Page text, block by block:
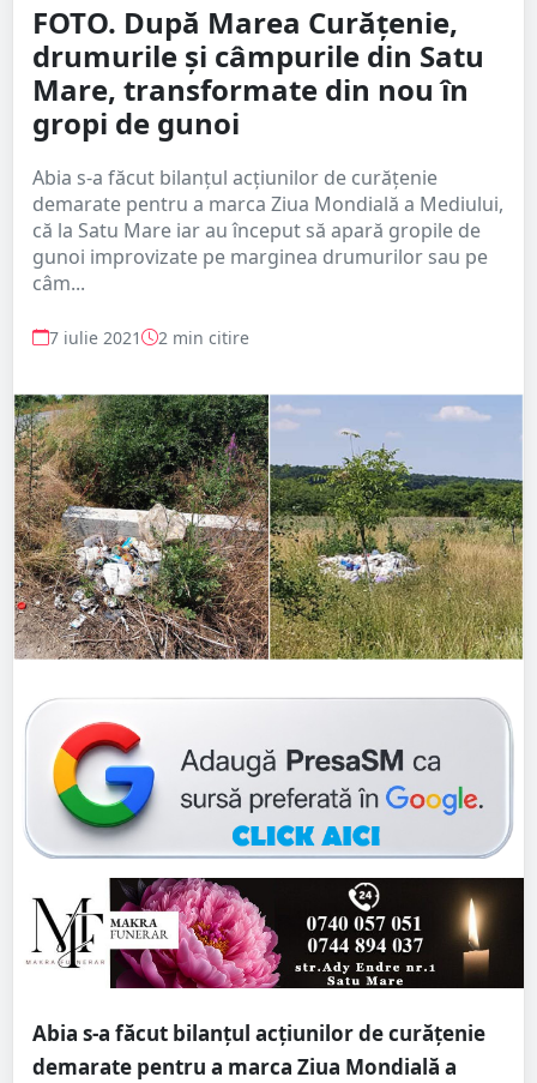
FOTO. După Marea Curățenie,
drumurile și câmpurile din Satu
Mare, transformate din nou în
gropi de gunoi
Abia s-a făcut bilanțul acțiunilor de curățenie
demarate pentru a marca Ziua Mondială a Mediului,
că la Satu Mare iar au început să apară gropile de
gunoi improvizate pe marginea drumurilor sau pe
câm...
7 iulie 2021 2 min citire
Abia s-a făcut bilanțul acțiunilor de curățenie
demarate pentru a marca Ziua Mondială a